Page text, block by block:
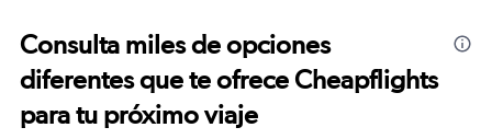
Consulta miles de opciones
diferentes que te ofrece Cheapflights
para tu próximo viaje